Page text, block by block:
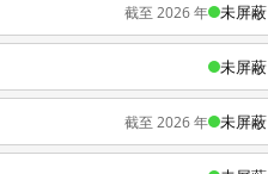
截至 2026 年 未屏蔽
未屏蔽
截至 2026 年 未屏蔽